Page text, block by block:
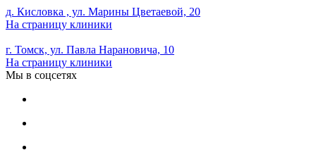
д. Кисловка , ул. Марины Цветаевой, 20
На страницу клиники
г. Томск, ул. Павла Нарановича, 10
На страницу клиники
Мы в соцсетях